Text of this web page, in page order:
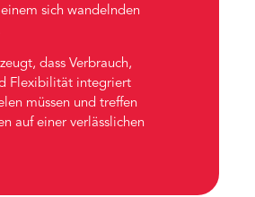
sich wandelnden
dass Verbrauch,
Flexibilität integriert
müssen und treffen
auf einer verlässlichen